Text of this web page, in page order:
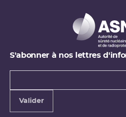
S'abonner à nos lettres
Types de
Valider